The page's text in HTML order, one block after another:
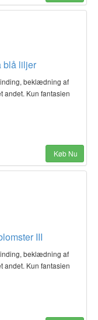
blå liljer
beklædning af
andet. Kun fantasien
Køb Nu
III
beklædning af
andet. Kun fantasien